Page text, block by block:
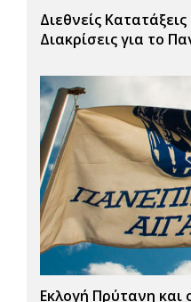
Διεθνείς
Διακρίσεις για το
Εκλογή Πρύτανη